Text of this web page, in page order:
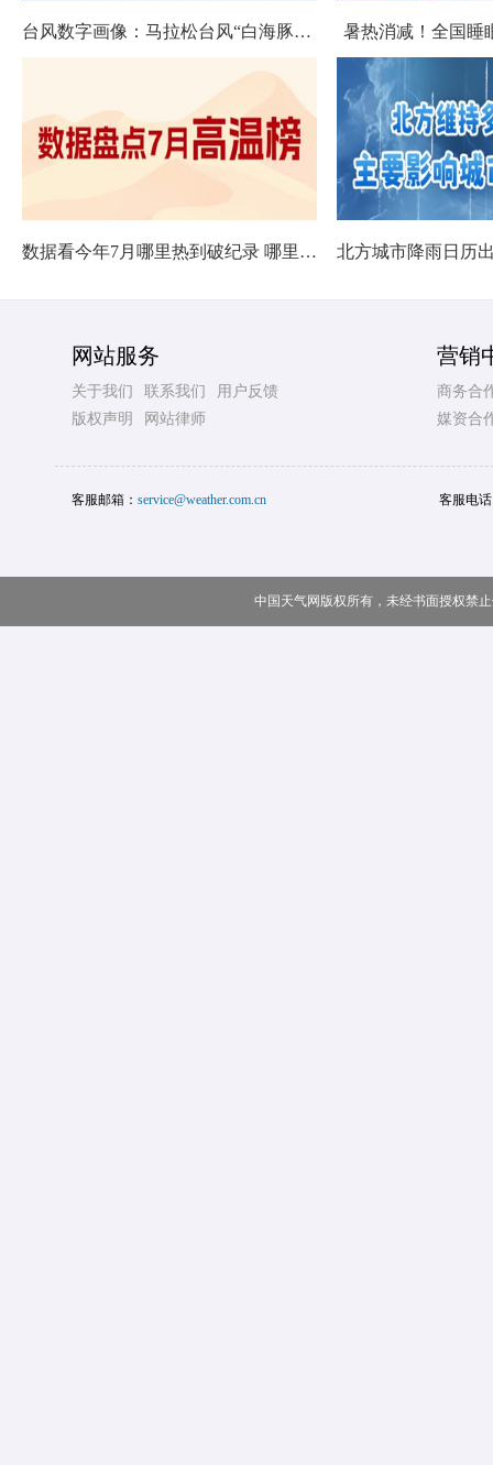
台风数字画像：马拉松台风“白海豚”将影响十余省份 暑热消减！全国睡
数据看今年7月哪里热到破纪录 哪里暑热连轴转
网站服务
关于我们 联系我们
用户反馈
版权声明
网站律师
营销
商务合
媒资合
客服邮箱： service@weather.com.cn 客服电
中国天气网版权所有，未经书面授权